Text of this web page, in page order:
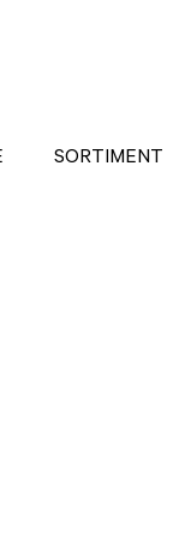
SORTIMENT